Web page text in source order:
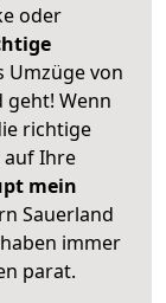
oder
Umzüge von
geht! Wenn
richtige
auf Ihre
mein
Sauerland
immer
parat.